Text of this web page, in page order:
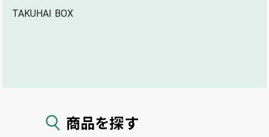
商品を探す
TAKUHAI BOX